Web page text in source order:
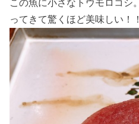
この魚に小さなトウモロコシ
ってきて驚くほど美味しい！！